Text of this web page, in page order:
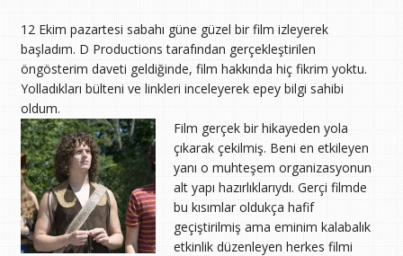
12 Ekim pazartesi sabahı güne güzel bir film izleyerek
başladım. D Productions tarafından gerçekleştirilen
öngösterim daveti geldiğinde, film hakkında hiç fikrim yoktu.
Yolladıkları bülteni ve linkleri inceleyerek epey bilgi sahibi
oldum.
Film gerçek bir hikayeden yola
çıkarak çekilmiş. Beni en etkileyen
yanı o muhteşem organizasyonun
alt yapı hazırlıklarıydı. Gerçi filmde
bu kısımlar oldukça hafif
geçiştirilmiş ama eminim kalabalık
etkinlik düzenleyen herkes filmi